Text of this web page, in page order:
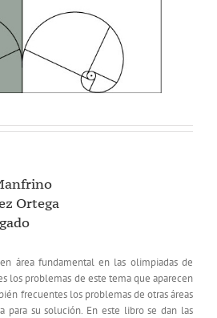
Ortega
área fundamental en las olimpiadas de
los problemas de este tema que aparecen
frecuentes los problemas de otras áreas
para su solución. En este libro se dan las